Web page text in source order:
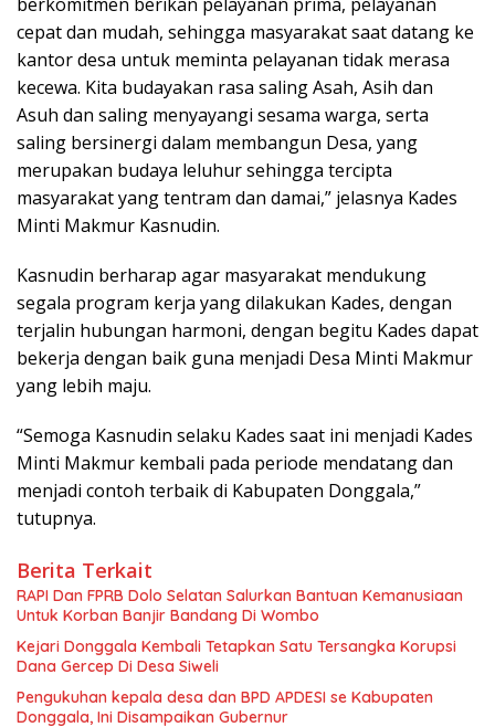
cepat dan mudah, sehingga masyarakat saat datang ke
kantor desa untuk meminta pelayanan tidak merasa
kecewa. Kita budayakan rasa saling Asah, Asih dan
Asuh dan saling menyayangi sesama warga, serta
saling bersinergi dalam membangun Desa, yang
merupakan budaya leluhur sehingga tercipta
masyarakat yang tentram dan damai,” jelasnya Kades
Minti Makmur Kasnudin.
Kasnudin berharap agar masyarakat mendukung
segala program kerja yang dilakukan Kades, dengan
terjalin hubungan harmoni, dengan begitu Kades dapat
bekerja dengan baik guna menjadi Desa Minti Makmur
yang lebih maju.
“Semoga Kasnudin selaku Kades saat ini menjadi Kades
Minti Makmur kembali pada periode mendatang dan
menjadi contoh terbaik di Kabupaten Donggala,”
tutupnya.
Berita Terkait
RAPI Dan FPRB Dolo Selatan Salurkan Bantuan Kemanusiaan
Untuk Korban Banjir Bandang Di Wombo
Kejari Donggala Kembali Tetapkan Satu Tersangka Korupsi
Dana Gercep Di Desa Siweli
Pengukuhan kepala desa dan BPD APDESI se Kabupaten
Donggala, Ini Disampaikan Gubernur